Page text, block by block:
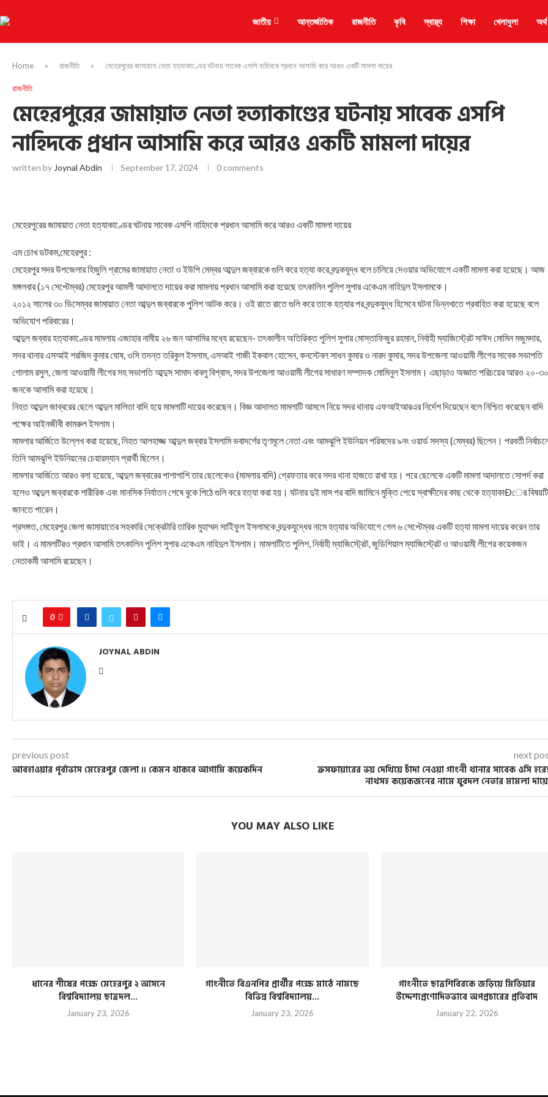
জাতীয় আন্তর্জাতিক রাজনীতি কৃষি স্বাস্থ্য শিক্ষা খেলাধুলা
Home » রাজনীতি » মেহেরপুরের জামায়াত নেতা হত্যাকাণ্ডের ঘটনায় সাবেক এসপি নাহিদকে প্রধান আসামি করে আরও একটি মামলা দায়ের
রাজনীতি
মেহেরপুরের জামায়াত নেতা হত্যাকাণ্ডের ঘটনায় সাবেক এসপি
নাহিদকে প্রধান আসামি করে আরও একটি মামলা দায়ের
written by Joynal Abdin September 17, 2024 0 comments
মেহেরপুরের জামায়াত নেতা হত্যাকাণ্ডের ঘটনায় সাবেক এসপি নাহিদকে প্রধান আসামি করে আরও একটি মামলা দায়ের
এম চোখ ডটকম,মেহেরপুর :
মেহেরপুর সদর উপজেলার হিজুলি গ্রামের জামায়াত নেতা ও ইউপি মেম্বর আব্দুল জব্বারকে গুলি করে হত্যা করে বন্দুকযুদ্ধ বলে চালিয়ে দেওয়ার অভিযোগে একটি মামলা করা হয়েছে। আজ
মঙ্গলবার (১৭ সেপ্টেম্বর) মেহেরপুর আমলী আদালতে দায়ের করা মামলায় প্রধান আসামি করা হয়েছে তৎকালিন পুলিশ সুপার একেএম নাহিদুল ইসলামকে।
২০১২ সালের ৩০ ডিসেম্বর জামায়াত নেতা আব্দুল জব্বারকে পুলিশ আটক করে। ওই রাতে রাতে গুলি করে তাকে হত্যার পর বন্দুকযুদ্ধ হিসেবে ঘটনা ভিন্নখাতে প্রবাহিত করা হয়েছে বলে
অভিযোগ পরিবারের।
আব্দুল জব্বার হত্যাকাণ্ডের মামলায় এজাহার নামীয় ২৬ জন আসামির মধ্যে রয়েছেন- তৎকালীন অতিরিক্ত পুলিশ সুপার মোস্তাফিজুর রহমান, নির্বাহী ম্যাজিস্ট্রেট সাঈদ মোমিন মজুমদার,
সদর থানার এসআই শরজিদ কুমার ঘোষ, ওসি তদন্ত তরিকুল ইসলাম, এসআই গাজী ইকবাল হোসেন, কনস্টেবল সাধন কুমার ও নারদ কুমার, সদর উপজেলা আওয়ামী লীগের সাবেক সভাপতি
গোলাম রসুল, জেলা আওয়ামী লীগের সহ সভাপতি আব্দুস সামাদ বাবলু বিশ্বাস, সদর উপজেলা আওয়ামী লীগের সাধারণ সম্পাদক মোমিনুল ইসলাম। এছাড়াও অজ্ঞাত পরিচয়ের আরও ২০-৩০
জনকে আসামি করা হয়েছে।
নিহত আব্দুল জাব্বরের ছেলে আব্দুল মালিতা বাদি হয়ে মামলাটি দায়ের করেছেন। বিজ্ঞ আদালত মামলাটি আমলে নিয়ে সদর থানায় এফআইআরএর নির্দেশ দিয়েছেন বলে নিশ্চিত করেছেন বাদি
পক্ষের আইনজীবী কামরুল ইসলাম।
মামলার আর্জিতে উল্লেখ করা হয়েছে, নিহত আলহাজ্জ আব্দুল জব্বার ইসলামি ভবাদর্শের তৃণমূলে নেতা এবং আমঝুপি ইউনিয়ন পরিষদের ৯নং ওয়ার্ড সদস্য (মেম্বর) ছিলেন। পরবর্তী
তিনি আমঝুপি ইউনিয়নের চেয়ারম্যান প্রার্থী ছিলেন।
মামলার আর্জিতে আরও বলা হয়েছে, আব্দুল জব্বারের পাশাপাশি তার ছেলেকেও (মামলার বাদি) গ্রেফতার করে সদর থানা হাজতে রাখা হয়। পরে ছেলেকে একটি মামলা আদালতে সোপর্দ করা
হলেও আব্দুল জব্বারকে শারীরিক এবং মানসিক নির্যাতন শেষে বুকে পিঠে গুলি করে হত্যা করা হয়। ঘটনার দুই মাস পর বাদি জামিনে মুক্তি পেয়ে স্বাক্ষীদের কাছ থেকে হত্যাকাÐের বিষয়টি
জানতে পারেন।
প্রসঙ্গত, মেহেরপুর জেলা জামায়াতের সহকারি সেক্রেটারি তারিক মুহাম্মদ সাইিফুল ইসলামকে বন্দুকযুদ্ধের নামে হত্যার অভিযোগে গেল ৬ সেপ্টেম্বর একটি হত্যা মামলা দায়ের করেন তার
ভাই। এ মামলটিরও প্রধান আসামি তৎকালিন পুলিশ সুপার একেএম নাহিদুল ইসলাম। মামলাটিতে পুলিশ, নির্বাহী ম্যাজিস্ট্রেট, জুডিশিয়াল ম্যাজিস্ট্রেট ও আওয়ামী লীগের কয়েকজন
নেতাকর্মী আসামি রয়েছেন।
0
JOYNAL ABDIN
previous post
আবহাওয়ার পূর্বাভাস মেহেরপুর জেলা ।। কেমন থাকবে আগামি কয়েকদিন
next
ক্রসফায়ারের ভয় দেখিয়ে চাঁদা নেওয়া গাংনী থানার সাবেক ওসি
নাথসহ কয়েকজনের নামে যুবদল নেতার মামলা
YOU MAY ALSO LIKE
ধানের শীষের পক্ষে মেহেরপুর ২ আসনে
বিশ্ববিদ্যালয় ছাত্রদল...
January 23, 2026
গাংনীতে বিএনপির প্রার্থীর পক্ষে মাঠে নামছে
বিভিন্ন বিশ্ববিদ্যালয়...
January 23, 2026
গাংনীতে ছাত্রশিবিরকে জড়িয়ে মিডিয়ার
উদ্দেশ্যপ্রণোদিতভাবে অপপ্রচারের প্রতিবাদ
January 22, 2026